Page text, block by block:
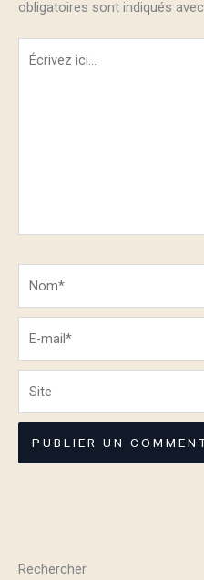
obligatoires sont indiqués avec
Écrivez
mail*
Rechercher